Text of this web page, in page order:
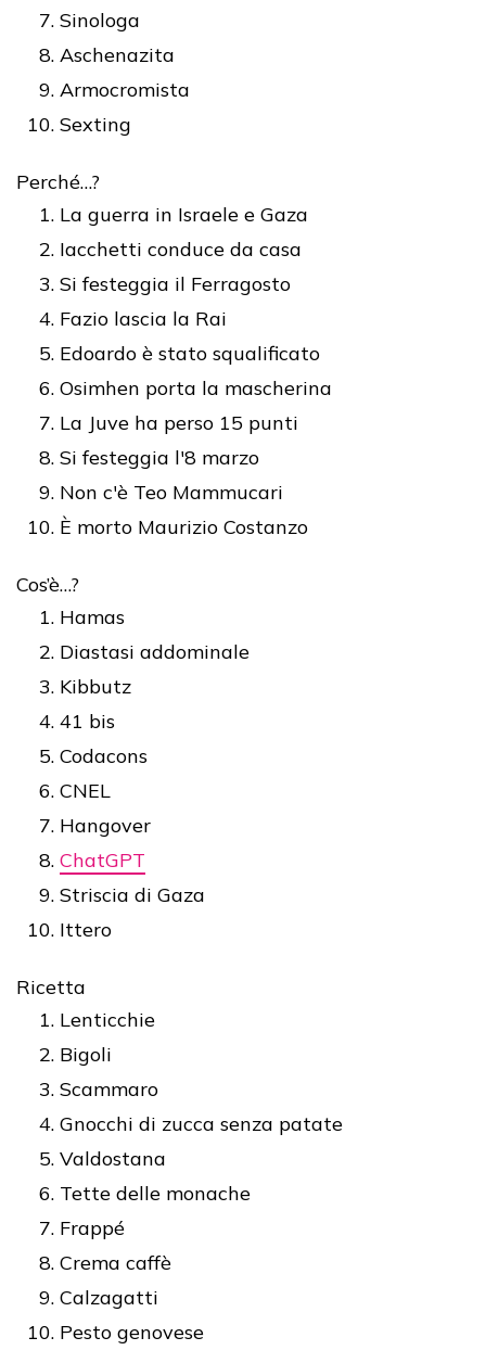
Sinologa
Aschenazita
Armocromista
Sexting
Perché…?
La guerra in Israele e Gaza
Iacchetti conduce da casa
Si festeggia il Ferragosto
Fazio lascia la Rai
Edoardo è stato squalificato
Osimhen porta la mascherina
La Juve ha perso 15 punti
Si festeggia l'8 marzo
Non c'è Teo Mammucari
È morto Maurizio Costanzo
Cos’è…?
Hamas
Diastasi addominale
Kibbutz
41 bis
Codacons
CNEL
Hangover
ChatGPT
Striscia di Gaza
Ittero
Ricetta
Lenticchie
Bigoli
Scammaro
Gnocchi di zucca senza patate
Valdostana
Tette delle monache
Frappé
Crema caffè
Calzagatti
Pesto genovese